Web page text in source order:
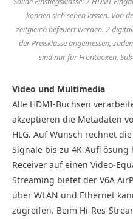
können sich sehen lassen. Von
zeitgleich befeuert werden. 2
der Preisklasse angemessen,
sind nur für Frontboxen,
Video und Multimedia
Alle HDMI-Buchsen
akzeptieren die Metadaten
HLG. Auf Wunsch rechnet
Signale bis zu 4K-Aufl
Receiver auf einen Video-
Streaming bietet der V6A
über WLAN und Ethernet
zugreifen. Beim Hi-Res-